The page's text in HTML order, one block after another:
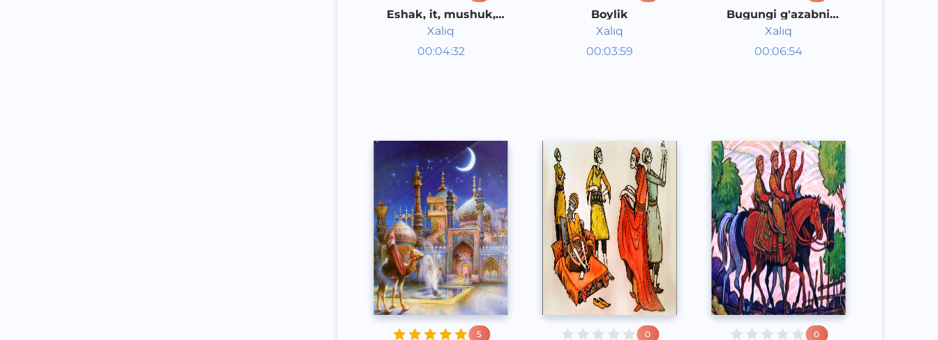
Eshak, it, mushuk,
xo'roz
Xalıq
00:04:32
Audioertaklar
Boylik
Xalıq
00:03:59
Audioertaklar
Bugungi g'azabni
ertaga qoldiring
Xalıq
00:06:54
Audioertaklar
5 0 0